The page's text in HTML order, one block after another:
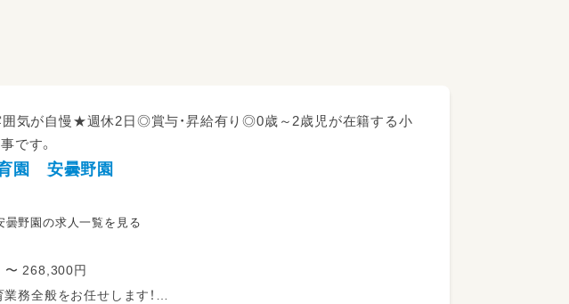
囲気が自慢★週休2日◎賞与・昇給有り◎0歳～2歳児が在籍する小
です。
園 安曇野園
野園の求人一覧を見る
〜 268,300円
務全般をお任せします！